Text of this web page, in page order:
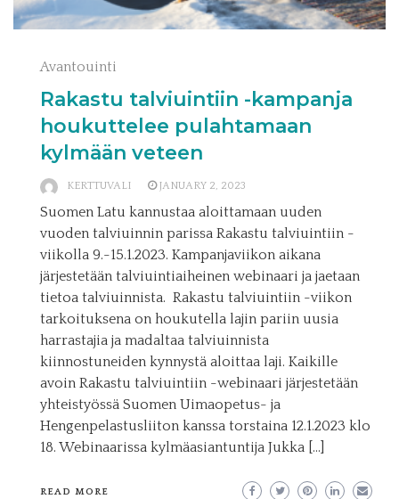
Avantouinti
Rakastu talviuintiin -kampanja
houkuttelee pulahtamaan
kylmään veteen
KERTTUVALI JANUARY 2, 2023
Suomen Latu kannustaa aloittamaan uuden
vuoden talviuinnin parissa Rakastu talviuintiin -
viikolla 9.-15.1.2023. Kampanjaviikon aikana
järjestetään talviuintiaiheinen webinaari ja jaetaan
tietoa talviuinnista. Rakastu talviuintiin -viikon
tarkoituksena on houkutella lajin pariin uusia
harrastajia ja madaltaa talviuinnista
kiinnostuneiden kynnystä aloittaa laji. Kaikille
avoin Rakastu talviuintiin -webinaari järjestetään
yhteistyössä Suomen Uimaopetus- ja
Hengenpelastusliiton kanssa torstaina 12.1.2023 klo
18. Webinaarissa kylmäasiantuntija Jukka […]
READ MORE